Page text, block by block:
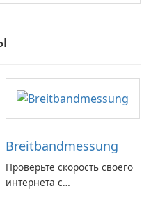
Breitbandmessung
Проверьте скорость своего
интернета с